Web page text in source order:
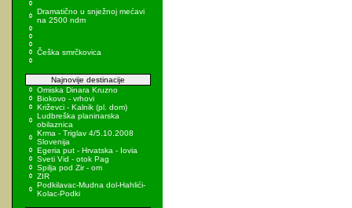
Dramatično u snježnoj mećavi
na 2500 ndm
Češka smrčkovica
Najnovije destinacije
Omiska Dinara Kruzno
Biokovo - vrhovi
Križevci - Kalnik (pl. dom)
Ludbreška planinarska
obilaznica
Krma - Triglav 4/5.10.2008
Slovenija
Egeria put - Hrvatska - Iovia
Sveti Vid - otok Pag
Spilja pod Zir - om
ZIR
Podkilavac-Mudna dol-Hahlići-
Kolac-Podki